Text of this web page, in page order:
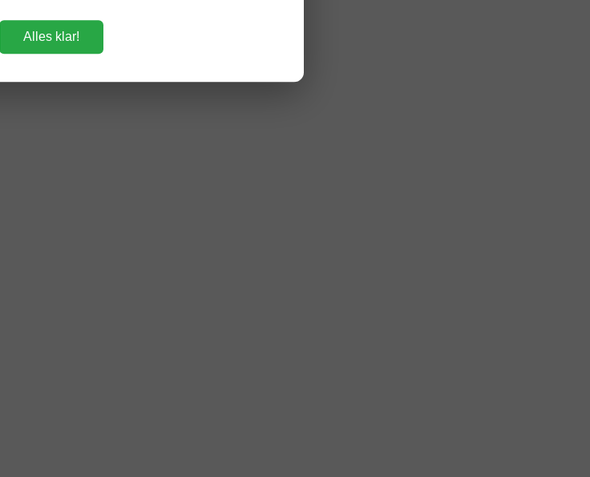
Alles klar!